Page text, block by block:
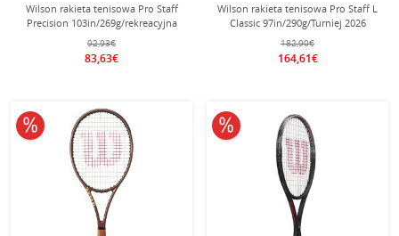
Wilson rakieta tenisowa Pro Staff
Precision 103in/269g/rekreacyjna
2025 czarna - naciągnięta -
92,93€
83,63€
Wilson rakieta tenisowa Pro Staff L
Classic 97in/290g/Turniej 2026
czarna - niestrunowana -
182,90€
164,61€
10% obniżone 10% obniżone